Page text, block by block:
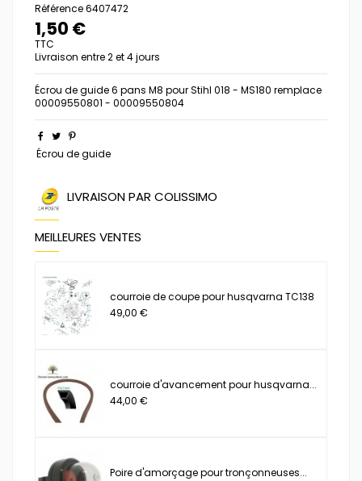
Référence6407472
1,50 €
TTC
Livraison entre 2 et 4 jours
Écrou de guide 6 pans M8 pour Stihl 018 - MS180 remplace
00009550801 - 00009550804
Écrou de guide
LIVRAISON PAR COLISSIMO
MEILLEURES VENTES
courroie de coupe pour husqvarna TC138
49,00 €
courroie d'avancement pour husqvarna...
44,00 €
Poire d'amorçage pour tronçonneuses...